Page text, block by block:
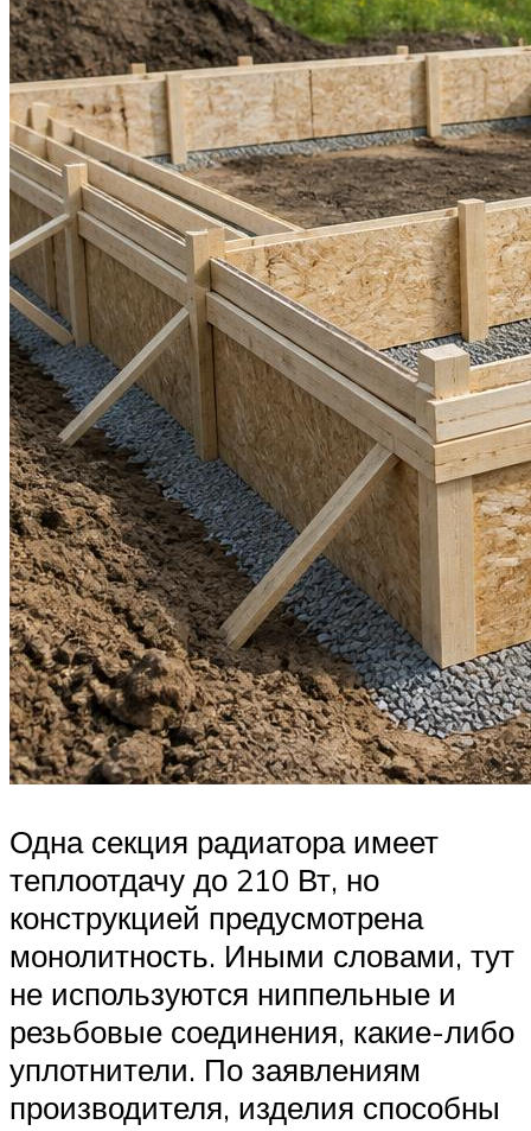
Одна секция радиатора имеет
теплоотдачу до 210 Вт, но
конструкцией предусмотрена
монолитность. Иными словами, тут
не используются ниппельные и
резьбовые соединения, какие-либо
уплотнители. По заявлениям
производителя, изделия способны